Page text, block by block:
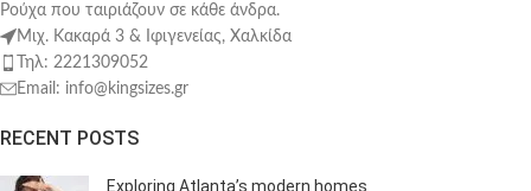
Ρούχα που ταιριάζουν σε κάθε άνδρα.
Μιχ. Κακαρά 3 & Ιφιγενείας, Χαλκίδα
Τηλ: 2221309052
Email: info@kingsizes.gr
RECENT POSTS
Exploring Atlanta’s modern homes